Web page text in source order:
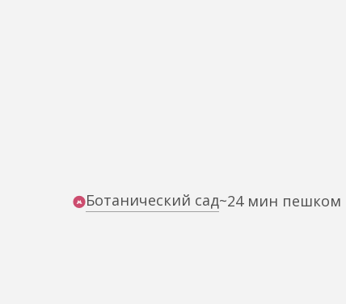
Ботанический сад~24 мин пешком